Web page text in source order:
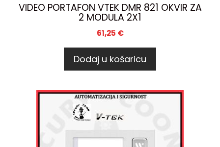
VIDEO PORTAFON VTEK DMR 821 OKVIR ZA
2 MODULA 2X1
61,25 €
Dodaj u košaricu